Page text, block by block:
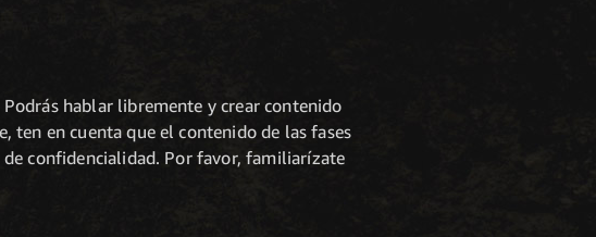
hablar libremente y crear contenido
ten en cuenta que el contenido de las fases
confidencialidad. Por favor, familiarízate